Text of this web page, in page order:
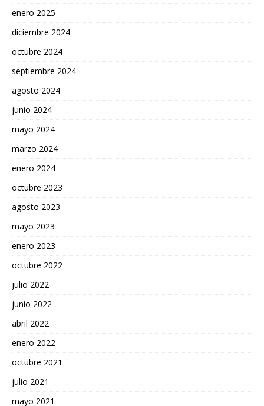
enero 2025
diciembre 2024
octubre 2024
septiembre 2024
agosto 2024
junio 2024
mayo 2024
marzo 2024
enero 2024
octubre 2023
agosto 2023
mayo 2023
enero 2023
octubre 2022
julio 2022
junio 2022
abril 2022
enero 2022
octubre 2021
julio 2021
mayo 2021